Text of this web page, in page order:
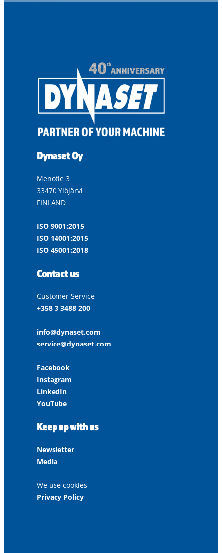
Dynaset Oy
Menotie 3
33470 Ylöjärvi
FINLAND
ISO 9001:2015
ISO 14001:2015
ISO 45001:2018
Contact us
Customer Service
+358 3 3488 200
info@dynaset.com
service@dynaset.com
Facebook
Instagram
LinkedIn
YouTube
Keep up with us
Newsletter
Media
We use cookies
Privacy Policy